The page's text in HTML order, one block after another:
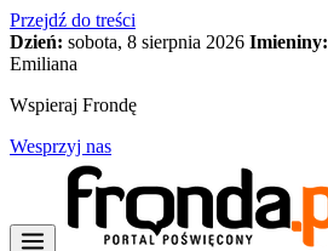
Przejdź do treści
Dzień: sobota, 8 sierpnia 2026 Imieniny:
Emiliana
Wspieraj Frondę
Wesprzyj nas